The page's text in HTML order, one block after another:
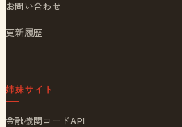
お問い合わせ
更新履歴
姉妹サイト
金融機関コードAPI